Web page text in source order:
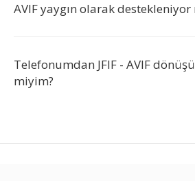
AVIF yaygın olarak destekleniyor
Telefonumdan JFIF - AVIF
miyim?